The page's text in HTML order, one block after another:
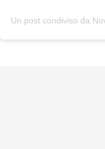
Un post condiviso da